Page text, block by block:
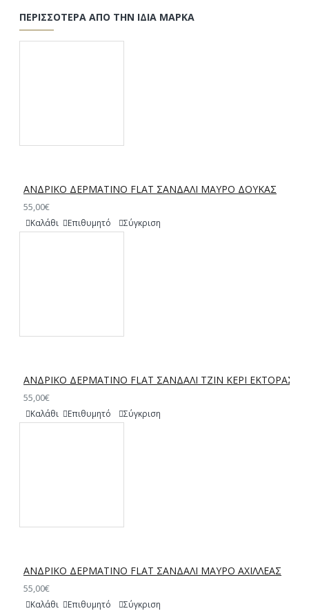
ΠΕΡΙΣΣΌΤΕΡΑ ΑΠΌ ΤΗΝ ΊΔΙΑ ΜΆΡΚΑ
ΑΝΔΡΙΚΟ ΔΕΡΜΑΤΙΝΟ FLAT ΣΑΝΔΑΛΙ ΜΑΥΡΟ ΔΟΥΚΑΣ
55,00€
Καλάθι Επιθυμητό Σύγκριση
ΑΝΔΡΙΚΟ ΔΕΡΜΑΤΙΝΟ FLAT ΣΑΝΔΑΛΙ ΤΖΙΝ ΚΕΡΙ ΕΚΤΟΡΑΣ
55,00€
Καλάθι Επιθυμητό Σύγκριση
ΑΝΔΡΙΚΟ ΔΕΡΜΑΤΙΝΟ FLAT ΣΑΝΔΑΛΙ ΜΑΥΡΟ ΑΧΙΛΛΕΑΣ
55,00€
Καλάθι Επιθυμητό Σύγκριση